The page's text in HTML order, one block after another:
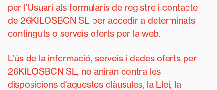
per l’Usuari als formularis de registre i contacte
de 26KILOSBCN SL per accedir a determinats
continguts o serveis oferts per la web.
L’ús de la informació, serveis i dades oferts per
26KILOSBCN SL, no aniran contra les
disposicions d’aquestes clàusules, la Llei, la